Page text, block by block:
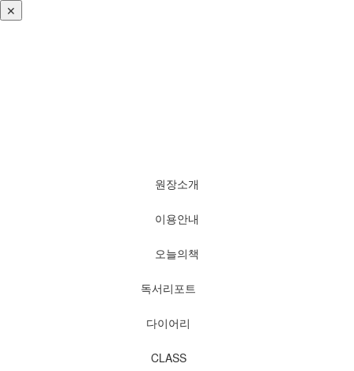
✕
원장소개
이용안내
오늘의책
독서리포트
다이어리
CLASS